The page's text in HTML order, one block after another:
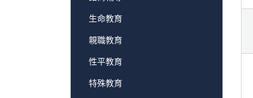
生命教育
親職教育
性平教育
特殊教育